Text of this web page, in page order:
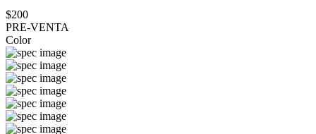
$200
PRE-VENTA
Color